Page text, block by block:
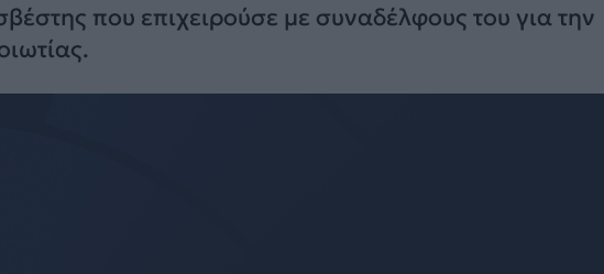
που επιχειρούσε με συναδέλφους του για την